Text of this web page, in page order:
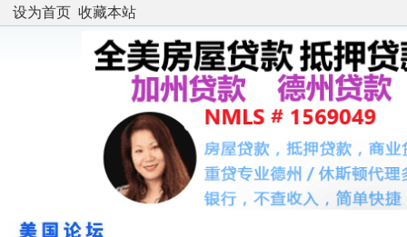
设为首页 收藏本站